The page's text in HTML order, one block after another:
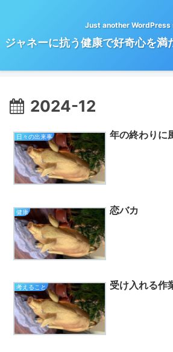
Just another WordPress
ジャネーに抗う健康で好奇心を満
2024-12
日々の出来事 年の終わりに
健康 恋バカ
考えること 受け入れる作